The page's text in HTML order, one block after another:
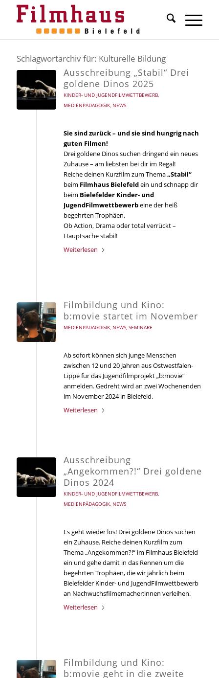
Schlagwortarchiv für: Kulturelle Bildung
Ausschreibung „Stabil“ Drei
goldene Dinos 2025
KINDER- UND JUGENDFILMWETTBEWERB,
MEDIENPÄDAGOGIK, NEWS
Sie sind zurück – und sie sind hungrig nach
guten Filmen!
Drei goldene Dinos suchen dringend ein neues
Zuhause – am liebsten bei dir im Regal!
Reiche deinen Kurzfilm zum Thema„Stabil“
beim Filmhaus Bielefeldein und schnapp dir
beim Bielefelder Kinder- und
JugendFilmwettbewerbeine der heiß
begehrten Trophäen.
Ob Action, Drama oder total verrückt –
Hauptsache stabil!
Weiterlesen
Filmbildung und Kino:
b:movie startet im November
MEDIENPÄDAGOGIK, NEWS, SEMINARE
Ab sofort können sich junge Menschen
zwischen 12 und 20 Jahren aus Ostwestfalen-
Lippe für das Jugendfilmprojekt „b:movie“
anmelden. Gedreht wird an zwei Wochenenden
im November 2024 in Bielefeld.
Weiterlesen
Ausschreibung
„Angekommen?!“ Drei goldene
Dinos 2024
KINDER- UND JUGENDFILMWETTBEWERB,
MEDIENPÄDAGOGIK, NEWS
Es geht wieder los! Drei goldene Dinos suchen
ein Zuhause. Reiche deinen Kurzfilm zum
Thema „Angekommen?!“ im Filmhaus Bielefeld
ein und gehe damit in das Rennen um die
begehrten Trophäen, die wir jährlich beim
Bielefelder Kinder- und JugendFilmwettbewerb
an Nachwuchsfilmemacher:innen verleihen.
Weiterlesen
Filmbildung und Kino:
b:movie geht in die zweite